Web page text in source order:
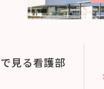
見る看護部